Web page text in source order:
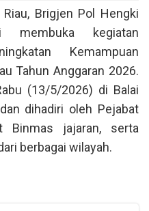
Riau, Brigjen Pol Hengki
membuka kegiatan
Kemampuan
Tahun Anggaran 2026.
(13/5/2026) di Balai
dihadiri oleh Pejabat
Binmas jajaran, serta
berbagai wilayah.